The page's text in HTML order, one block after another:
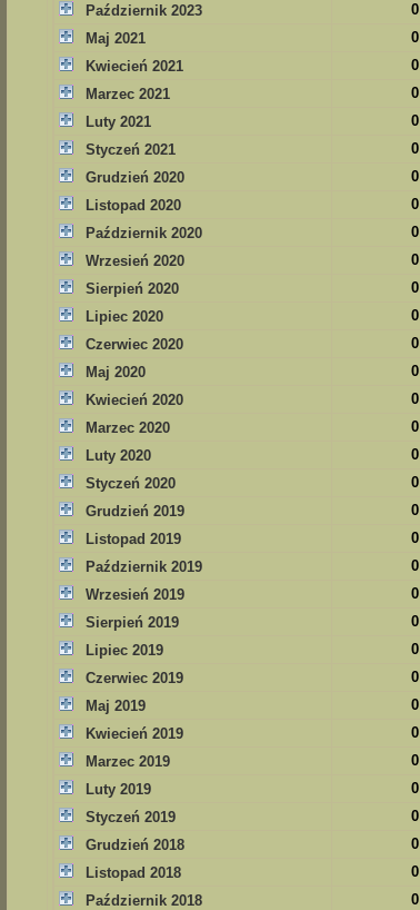
Październik 2023
0
Maj 2021
0
Kwiecień 2021
0
Marzec 2021
0
Luty 2021
0
Styczeń 2021
0
Grudzień 2020
0
Listopad 2020
0
Październik 2020
0
Wrzesień 2020
0
Sierpień 2020
0
Lipiec 2020
0
Czerwiec 2020
0
Maj 2020
0
Kwiecień 2020
0
Marzec 2020
0
Luty 2020
0
Styczeń 2020
0
Grudzień 2019
0
Listopad 2019
0
Październik 2019
0
Wrzesień 2019
0
Sierpień 2019
0
Lipiec 2019
0
Czerwiec 2019
0
Maj 2019
0
Kwiecień 2019
0
Marzec 2019
0
Luty 2019
0
Styczeń 2019
0
Grudzień 2018
0
Listopad 2018
0
Październik 2018
0